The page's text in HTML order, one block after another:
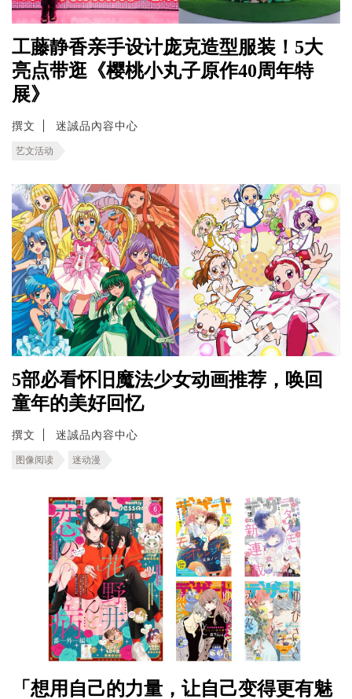
工藤静香亲手设计庞克造型服装！5大
亮点带逛《樱桃小丸子原作40周年特
展》
撰文 迷誠品內容中心
艺文活动
5部必看怀旧魔法少女动画推荐，唤回
童年的美好回忆
撰文 迷誠品內容中心
图像阅读 迷动漫
「想用自己的力量，让自己变得更有魅